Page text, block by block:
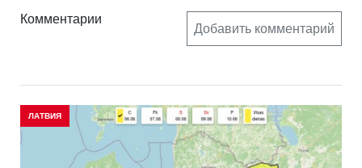
Комментарии
Добавить комментарий
ЛАТВИЯ